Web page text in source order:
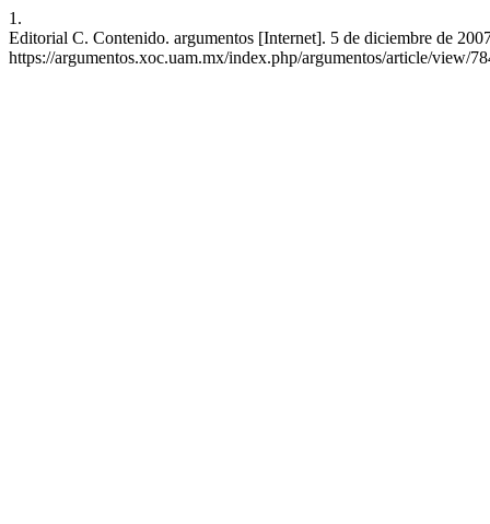
1.
Editorial C. Contenido. argumentos [Internet]. 5 de diciembre de
https://argumentos.xoc.uam.mx/index.php/argumentos/article/view/